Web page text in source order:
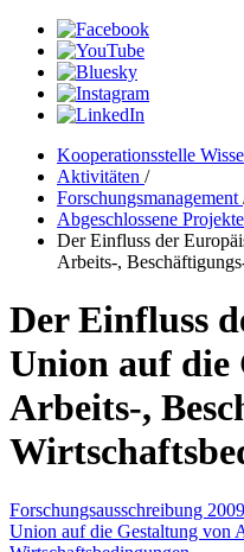
Kooperationsstelle
Aktivitäten /
Forschungsmanagement
Abgeschlossene Projekte
Der Einfluss der
Arbeits-,
Der Einfluss
Union auf die
Arbeits-,
Forschungsausschreibung
Union auf die Gestaltung von